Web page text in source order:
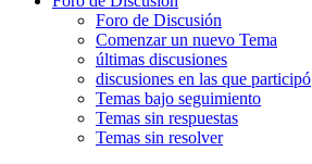
Foro de Discusión
Comenzar un nuevo Tema
últimas discusiones
discusiones en las que participó
Temas bajo seguimiento
Temas sin respuestas
Temas sin resolver